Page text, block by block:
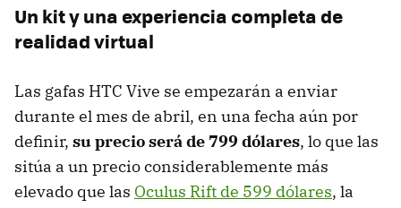
Un kit y una experiencia completa de
realidad virtual
Las gafas HTC Vive se empezarán a enviar
durante el mes de abril, en una fecha aún por
definir, su precio será de 799 dólares, lo que las
sitúa a un precio considerablemente más
elevado que las Oculus Rift de 599 dólares, la